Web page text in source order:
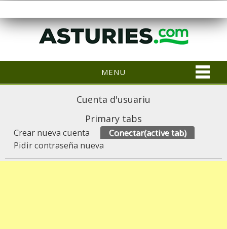
MENU
Cuenta d'usuariu
Primary tabs
Crear nueva cuenta Conectar(active tab)
Pidir contraseña nueva